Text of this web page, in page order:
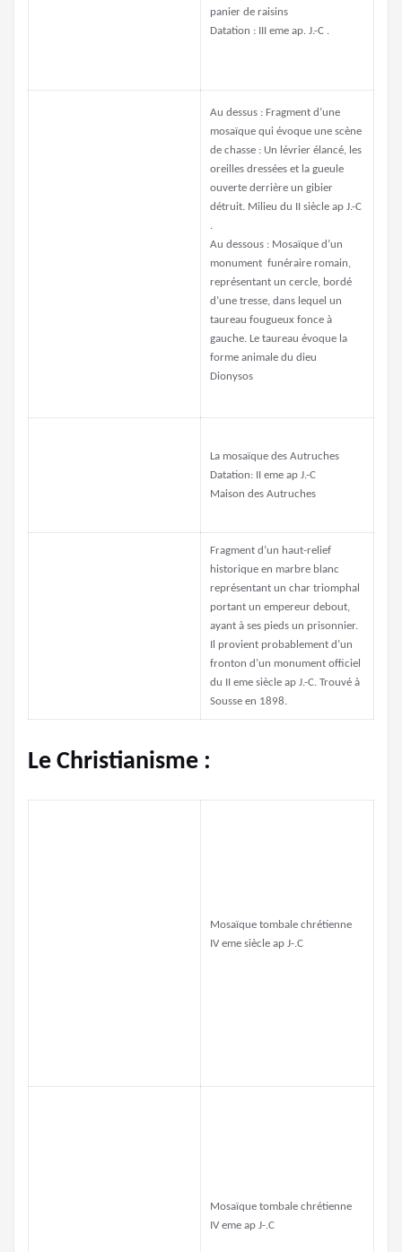
panier de raisins
Datation : III eme ap. J.-C .
Au dessus : Fragment d’une
mosaïque qui évoque une scène
de chasse : Un lévrier élancé, les
oreilles dressées et la gueule
ouverte derrière un gibier
détruit. Milieu du II siècle ap J.-C
.
Au dessous : Mosaïque d’un
monument funéraire romain,
représentant un cercle, bordé
d’une tresse, dans lequel un
taureau fougueux fonce à
gauche. Le taureau évoque la
forme animale du dieu
Dionysos
La mosaïque des Autruches
Datation: II eme ap J.-C
Maison des Autruches
Fragment d’un haut-relief
historique en marbre blanc
représentant un char triomphal
portant un empereur debout,
ayant à ses pieds un prisonnier.
Il provient probablement d’un
fronton d’un monument officiel
du II eme siècle ap J.-C. Trouvé à
Sousse en 1898.
Le Christianisme :
Mosaïque tombale chrétienne
IV eme siècle ap J-.C
Mosaïque tombale chrétienne
IV eme ap J-.C